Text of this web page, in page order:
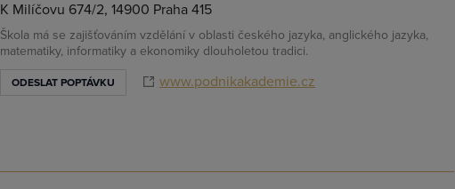
K Milíčovu 674/2, 14900 Praha 415
Škola má se zajišťováním vzdělání v oblasti českého jazyka, anglického jazyka,
matematiky, informatiky a ekonomiky dlouholetou tradici.
ODESLAT POPTÁVKU www.podnikakademie.cz